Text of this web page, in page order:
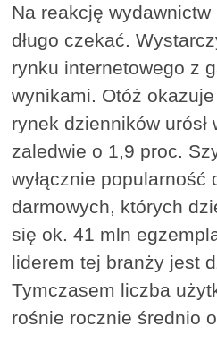
Na reakcję wydawnictw
długo czekać.
rynku internetowego z
wynikami. Otóż
rynek dzienników urósł
zaledwie o 1,9 proc.
wyłącznie popularność
darmowych, których
się ok. 41 mln
liderem tej branży jest
Tymczasem liczba
rośnie rocznie średnio